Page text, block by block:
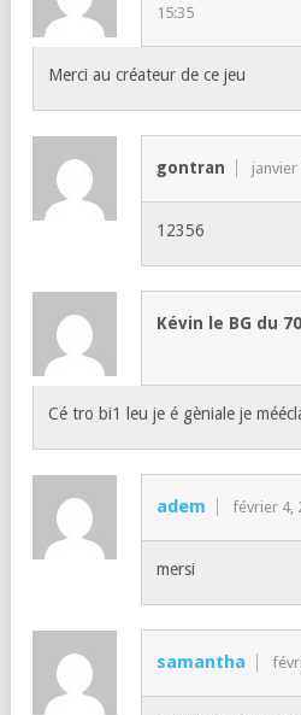
15:35
Merci au créateur de ce jeu
gontran janvier
12356
Kévin le BG du 70
Cé tro bi1 leu je é gèniale je
adem février 4,
mersi
samantha